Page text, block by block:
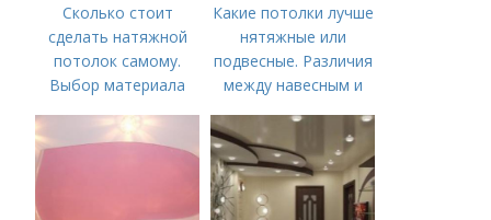
Сколько стоит
сделать натяжной
потолок самому.
Выбор материала
Какие потолки лучше
нятяжные или
подвесные. Различия
между навесным и